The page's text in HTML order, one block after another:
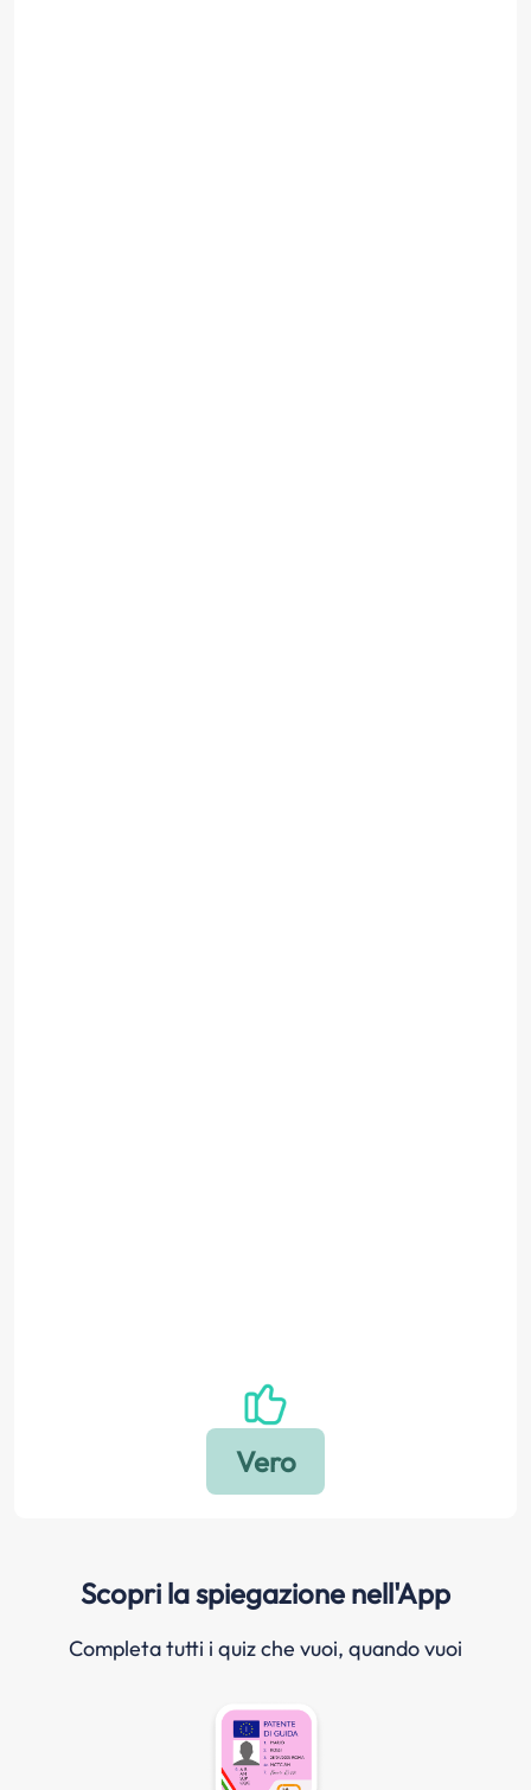
Scopri la spiegazione nell'App
Completa tutti i quiz che vuoi, quando vuoi